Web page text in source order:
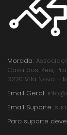
Morada:
Casa dos Reis,
3220 Vila Nova –
Email Geral:
Email Suporte:
Para suporte